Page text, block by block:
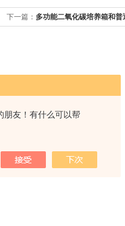
朋友！有什么可以帮
下一篇： 多功能二氧化碳培养箱和